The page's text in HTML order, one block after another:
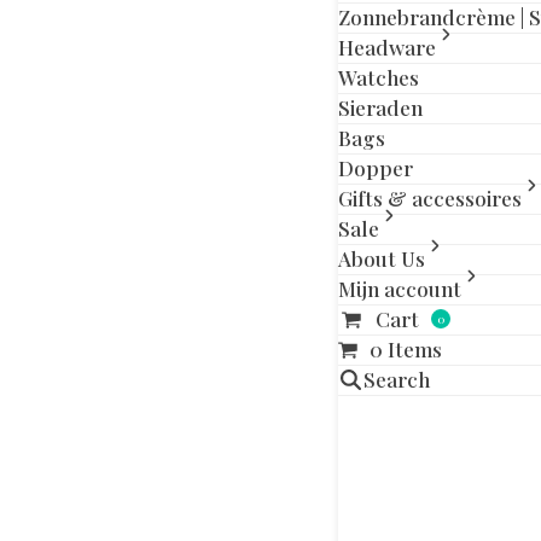
Zonnebrandcrème |
Headware
Watches
Sieraden
Bags
Dopper
Gifts & accessoires
Sale
About Us
Mijn account
Cart
0
0 Items
Search
Dit
product
heeft
meerdere